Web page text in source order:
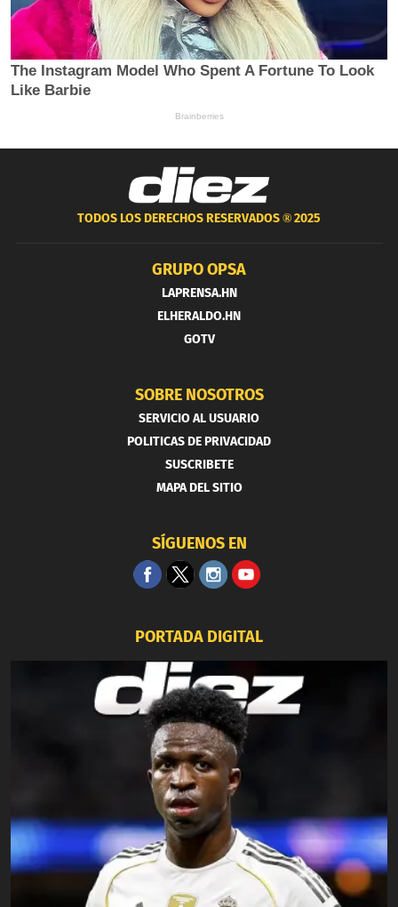
TODOS LOS DERECHOS RESERVADOS ®2025
GRUPO OPSA
LAPRENSA.HN
ELHERALDO.HN
GOTV
SOBRE NOSOTROS
SERVICIO AL USUARIO
POLITICAS DE PRIVACIDAD
SUSCRIBETE
MAPA DEL SITIO
SÍGUENOS EN
PORTADA DIGITAL